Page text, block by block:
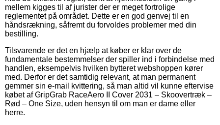
mellem kigges til af jurister der er meget fortrolige
reglementet på området. Dette er en god genvej til en
håndsrækning, såfremt du forvoldes problemer med din
bestilling.
Tilsvarende er det en hjælp at køber er klar over de
fundamentale bestemmelser der spiller ind i forbindelse med
handlen, eksempelvis hvilken bytteret webshoppen kører
med. Derfor er det samtidig relevant, at man permanent
gemmer sin e-mail kvittering, så man altid vil kunne eftervise
købet af GripGrab RaceAero II Cover 2031 – Skoovertræk –
Rød – One Size, uden hensyn til om man er dame eller
herre.